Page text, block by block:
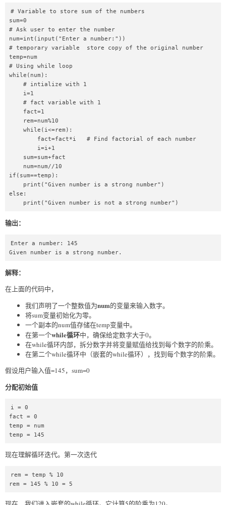
# Variable to store sum of the numbers
sum=0
# Ask user to enter the number
num=int(input("Enter a number:"))
# temporary variable  store copy of the original number
temp=num
# Using while loop
while(num):
if(sum==temp):
else:
    print("Given number is not a strong number")
输出：
Enter a number: 145
Given number is a strong number.
解释：
在上面的代码中，
我们声明了一个整数值为num的变量来输入数字。
将sum变量初始化为零。
一个副本的num值存储在temp变量中。
在第一个while循环中，确保给定数字大于0。
在while循环内部，拆分数字并将变量赋值给找到每个数字的阶乘。
在第二个while循环中（嵌套的while循环），找到每个数字的阶乘。
假设用户输入值=145，sum=0
分配初始值
i = 0
fact = 0
temp = num
temp = 145
现在理解循环迭代。第一次迭代
rem = temp % 10
rem = 145 % 10 = 5